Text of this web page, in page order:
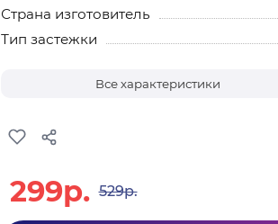
Страна изготовитель
Тип застежки
Все характеристики
299р. 529р.